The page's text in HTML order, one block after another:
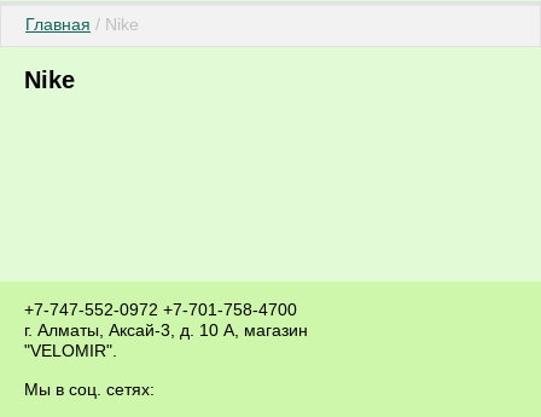
Главная / Nike
Nike
+7-747-552-0972 +7-701-758-4700
г. Алматы, Аксай-3, д. 10 А, магазин
"VELOMIR".
Мы в соц. сетях: